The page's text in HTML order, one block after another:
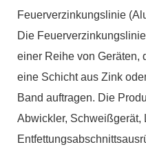
Feuerverzinkungslinie
Die
einer Reihe von Geräten,
eine Schicht aus Zink
Band auftragen. Die
Abwickler, Schweißgerät,